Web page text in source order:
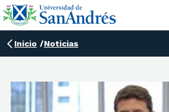
Inicio /Noticias